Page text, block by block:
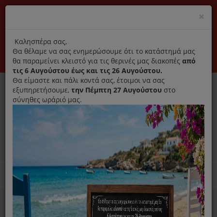
Αποκλειστικά γνήσια ανταλλακτικά
Σύνδεση Εγγραφή Εταιρεία Επικοινωνία
0
Ανταλλακτικά ηλεκτρικών συσκευών MENU
Απολύμανση όλων των
συσκευών και προφύλαξη
×
title
Καλησπέρα σας,
Θα θέλαμε να σας ενημερώσουμε ότι το κατάστημά μας
θα παραμείνει κλειστό για τις θερινές μας διακοπές από
τις 6 Αυγούστου έως και τις 26 Αυγούστου.
Θα είμαστε και πάλι κοντά σας, έτοιμοι να σας
εξυπηρετήσουμε, την Πέμπτη 27 Αυγούστου στο
σύνηθες ωράριό μας.